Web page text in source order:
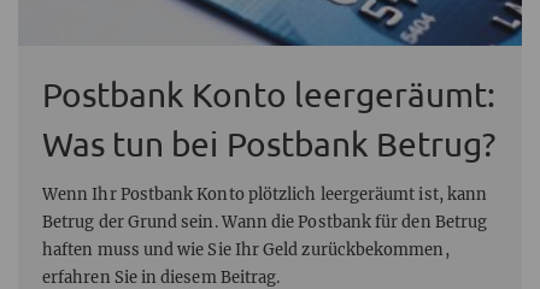
Postbank Konto leergeräumt:
Was tun bei Postbank Betrug?
Wenn Ihr Postbank Konto plötzlich leergeräumt ist, kann
Betrug der Grund sein. Wann die Postbank für den Betrug
haften muss und wie Sie Ihr Geld zurückbekommen,
erfahren Sie in diesem Beitrag.